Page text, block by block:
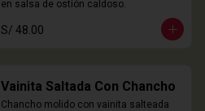
en salsa de ostión caldoso.
S/ 48.00
Vainita Saltada Con Chancho
Chancho molido con vainita salteada